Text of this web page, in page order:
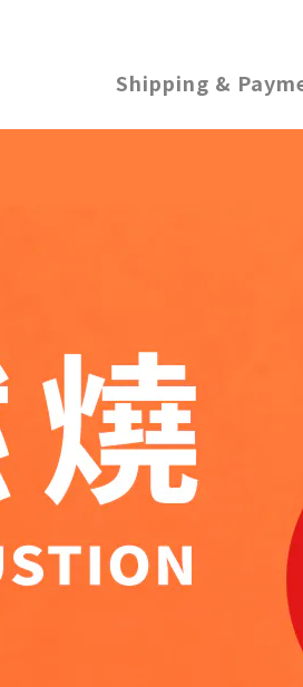
Shipping &